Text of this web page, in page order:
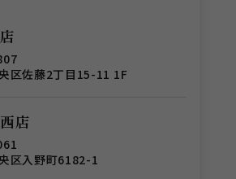
区佐藤2丁目15-11 1F
店
区入野町6182-1